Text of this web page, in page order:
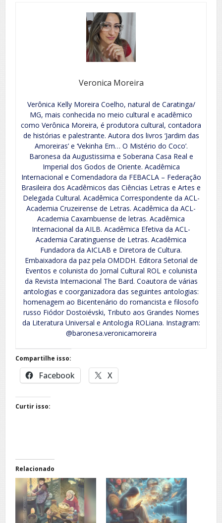
Veronica Moreira
Verônica Kelly Moreira Coelho, natural de Caratinga/
MG, mais conhecida no meio cultural e acadêmico
como Verônica Moreira, é produtora cultural, contadora
de histórias e palestrante. Autora dos livros ‘Jardim das
Amoreiras’ e ‘Vekinha Em… O Mistério do Coco’.
Baronesa da Augustissima e Soberana Casa Real e
Imperial dos Godos de Oriente. Acadêmica
Internacional e Comendadora da FEBACLA – Federação
Brasileira dos Acadêmicos das Ciências Letras e Artes e
Delegada Cultural. Acadêmica Correspondente da ACL-
Academia Cruzeirense de Letras. Acadêmica da ACL-
Academia Caxambuense de letras. Acadêmica
Internacional da AILB. Acadêmica Efetiva da ACL-
Academia Caratinguense de Letras. Acadêmica
Fundadora da AICLAB e Diretora de Cultura.
Embaixadora da paz pela OMDDH. Editora Setorial de
Eventos e colunista do Jornal Cultural ROL e colunista
da Revista Internacional The Bard. Coautora de várias
antologias e coorganizadora das seguintes antologias:
homenagem ao Bicentenário do romancista e filosofo
russo Fiódor Dostoiévski, Tributo aos Grandes Nomes
da Literatura Universal e Antologia ROLiana. Instagram:
@baronesa.veronicamoreira
Compartilhe isso:
Facebook X
Curtir isso:
Relacionado